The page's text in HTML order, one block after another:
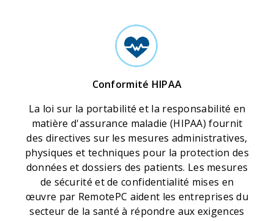
Conformité HIPAA
La loi sur la portabilité et la responsabilité en
matière d'assurance maladie (HIPAA) fournit
des directives sur les mesures administratives,
physiques et techniques pour la protection des
données et dossiers des patients. Les mesures
de sécurité et de confidentialité mises en
œuvre par RemotePC aident les entreprises du
secteur de la santé à répondre aux exigences